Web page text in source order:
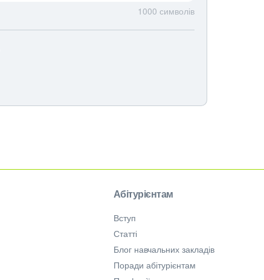
1000 символів
Абітурієнтам
Вступ
Статті
Блог навчальних закладів
Поради абітурієнтам